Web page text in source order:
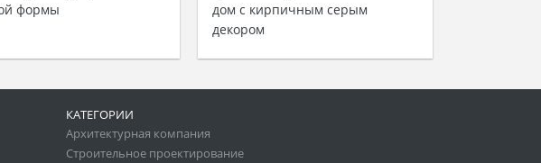
формы
дом с кирпичным серым
декором
КАТЕГОРИИ
Архитектурная компания
Строительное проектирование